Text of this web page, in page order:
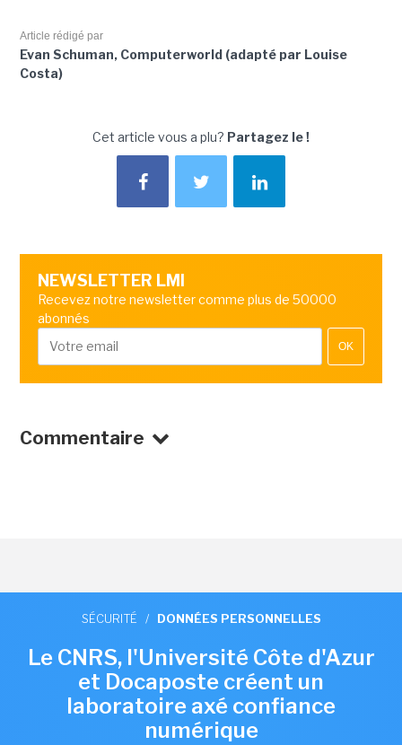
Article rédigé par
Evan Schuman, Computerworld (adapté par Louise
Costa)
Cet article vous a plu? Partagez le !
NEWSLETTER LMI
Recevez notre newsletter comme plus de 50000
abonnés
OK
Commentaire
SÉCURITÉ / DONNÉES PERSONNELLES
Le CNRS, l'Université Côte d'Azur
et Docaposte créent un
laboratoire axé confiance
numérique